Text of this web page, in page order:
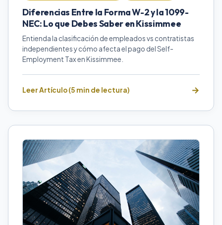
Diferencias Entre la Forma W-2 y la 1099-
NEC: Lo que Debes Saber en Kissimmee
Entienda la clasificación de empleados vs contratistas
independientes y cómo afecta el pago del Self-
Employment Tax en Kissimmee.
Leer Artículo (5 min de lectura)